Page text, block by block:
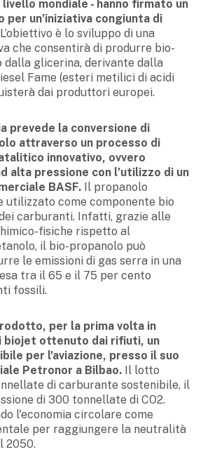
livello mondiale - hanno firmato un
un’iniziativa congiunta di
L’obiettivo è lo sviluppo di una
che consentirà di produrre bio-
dalla glicerina, derivante dalla
Fame (esteri metilici di acidi
dai produttori europei.
prevede la conversione di
attraverso un processo di
innovativo, ovvero
alta pressione con l’utilizzo di un
BASF. Il propanolo
utilizzato come componente bio
carburanti. Infatti, grazie alle
fisiche rispetto al
il bio-propanolo può
le emissioni di gas serra in una
tra il 65 e il 75 per cento
fossili.
per la prima volta in
biojet ottenuto dai rifiuti, un
per l'aviazione, presso il suo
Petronor a Bilbao. Il lotto
di carburante sostenibile, il
di 300 tonnellate di CO2.
l'economia circolare come
per raggiungere la neutralità
2050.